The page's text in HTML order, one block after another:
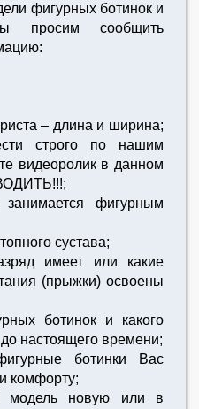
фигурных ботинок и
просим сообщить
– длина и ширина;
строго по нашим
видеоролик в данном
фигурным
сустава;
имеет или какие
(прыжки) освоены
ботинок и какого
настоящего времени;
ботинки Вас
комфорту;
модель новую или в